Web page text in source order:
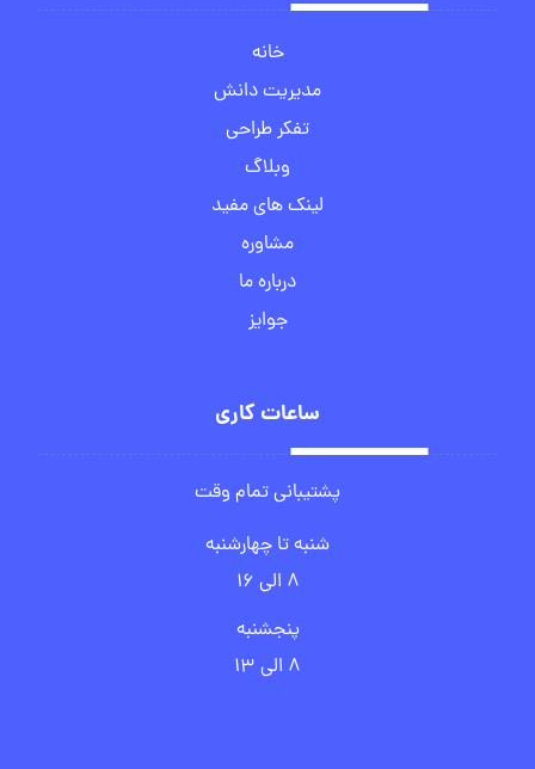
خانه
مدیریت دانش
تفکر طراحی
وبلاگ
لینک های مفید
مشاوره
درباره ما
جوایز
ساعات کاری
پشتیبانی تمام وقت
شنبه تا چهارشنبه
۸ الی ۱۶
پنجشنبه
۸ الی ۱۳